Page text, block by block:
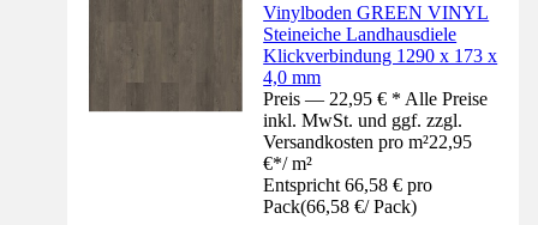
Vinylboden GREEN VINYL
Steineiche Landhausdiele
Klickverbindung 1290 x 173 x
4,0 mm
Preis — 22,95 € * Alle Preise
inkl. MwSt. und ggf. zzgl.
Versandkosten pro m²22,95
€*/ m²
Entspricht 66,58 € pro
Pack(66,58 €/ Pack)